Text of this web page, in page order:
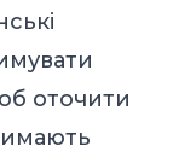
оточити